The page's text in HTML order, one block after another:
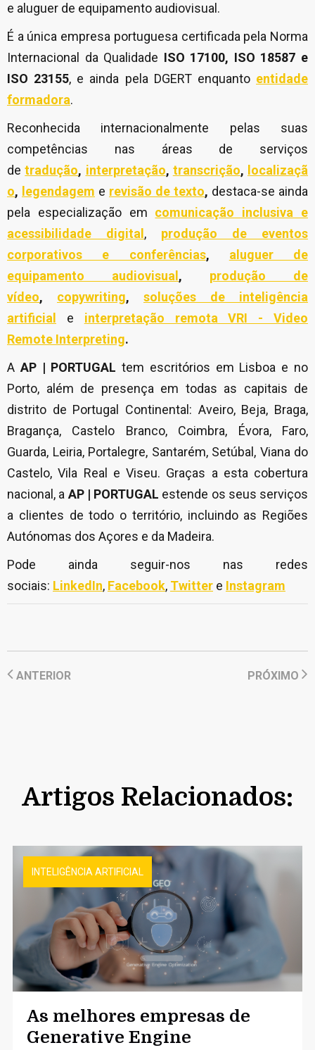
e aluguer de equipamento audiovisual.
É a única empresa portuguesa certificada pela Norma
Internacional da Qualidade ISO 17100, ISO 18587 e
ISO 23155, e ainda pela DGERT enquanto entidade
formadora.
Reconhecida internacionalmente pelas suas
competências nas áreas de serviços
de tradução, interpretação, transcrição, localizaçã
o, legendagem e revisão de texto, destaca-se ainda
pela especialização em comunicação inclusiva e
acessibilidade digital ,
produção de eventos
corporativos e conferências,
aluguer de
equipamento audiovisual ,
produção de
vídeo, copywriting,
soluções de inteligência
artificial
e
interpretação remota VRI - Video
Remote Interpreting.
A AP | PORTUGAL tem escritórios em Lisboa e no
Porto, além de presença em todas as capitais de
distrito de Portugal Continental: Aveiro, Beja, Braga,
Bragança, Castelo Branco, Coimbra, Évora, Faro,
Guarda, Leiria, Portalegre, Santarém, Setúbal, Viana do
Castelo, Vila Real e Viseu. Graças a esta cobertura
nacional, a AP | PORTUGAL estende os seus serviços
a clientes de todo o território, incluindo as Regiões
Autónomas dos Açores e da Madeira.
Pode ainda seguir-nos nas redes
sociais: LinkedIn, Facebook, Twitter e Instagram
ANTERIOR PRÓXIMO
Artigos Relacionados:
INTELIGÊNCIA ARTIFICIAL
As melhores empresas de
Generative Engine